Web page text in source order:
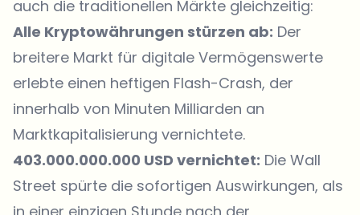
auch die traditionellen Märkte gleichzeitig:
Alle Kryptowährungen stürzen ab: Der
breitere Markt für digitale Vermögenswerte
erlebte einen heftigen Flash-Crash, der
innerhalb von Minuten Milliarden an
Marktkapitalisierung vernichtete.
403.000.000.000 USD vernichtet: Die Wall
Street spürte die sofortigen Auswirkungen, als